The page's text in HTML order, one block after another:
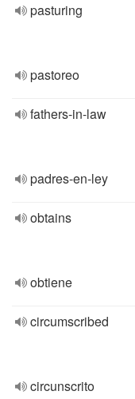
pasturing
pastoreo
fathers-in-law
padres-en-ley
obtains
obtiene
circumscribed
circunscrito